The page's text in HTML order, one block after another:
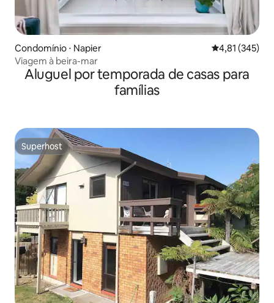
Condomínio ⋅ Napier 4,81 de uma
4,81 (345)
Viagem à beira-mar
Aluguel por temporada de casas para
famílias
Superhost
Superhost